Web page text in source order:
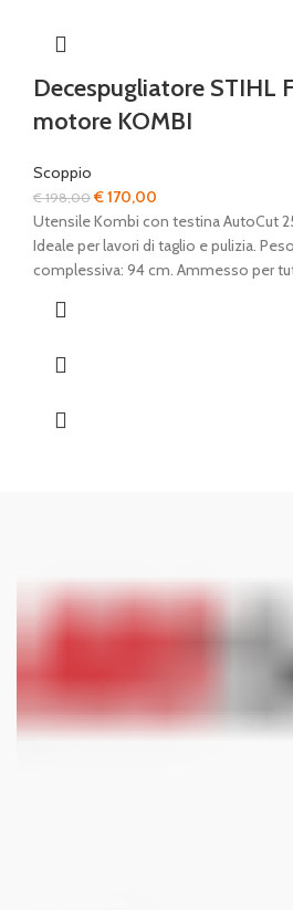
Decespugliatore STIHL
motore KOMBI
Scoppio
€198,00Il
prezzo
originale
era:
€170,00
prezzo
attuale
è:
Utensile Kombi con testina AutoCut
Ideale per lavori di taglio e pulizia.
complessiva: 94 cm. Ammesso per